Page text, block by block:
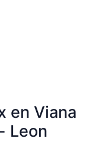
en Viana
Leon